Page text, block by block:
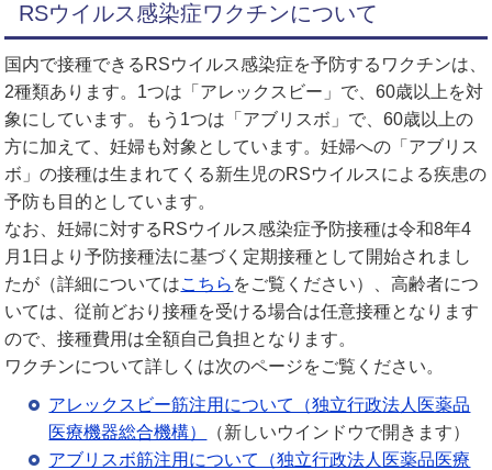
RSウイルス感染症ワクチンについて
国内で接種できるRSウイルス感染症を予防するワクチンは、
2種類あります。1つは「アレックスビー」で、60歳以上を対
象にしています。もう1つは「アブリスボ」で、60歳以上の
方に加えて、妊婦も対象としています。妊婦への「アブリス
ボ」の接種は生まれてくる新生児のRSウイルスによる疾患の
予防も目的としています。
なお、妊婦に対するRSウイルス感染症予防接種は令和8年4
月1日より予防接種法に基づく定期接種として開始されまし
たが（詳細についてはこちら をご覧ください）、高齢者につ
いては、従前どおり接種を受ける場合は任意接種となります
ので、接種費用は全額自己負担となります。
ワクチンについて詳しくは次のページをご覧ください。
アレックスビー筋注用について（独立行政法人医薬品
医療機器総合機構）
（新しいウインドウで開きます）
アブリスボ筋注用について（独立行政法人医薬品医療